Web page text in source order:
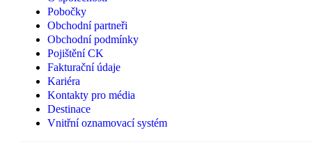
Pobočky
Obchodní partneři
Obchodní podmínky
Pojištění CK
Fakturační údaje
Kariéra
Kontakty pro média
Destinace
Vnitřní oznamovací systém